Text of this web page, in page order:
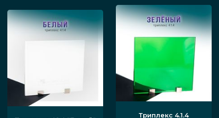
высокая. При разрушении осколки
также не отделяются.
Изделия из слоёв различной окраски.
Перегородка может быть матовой,
тонированной, иметь художественную
или иную обработку.
Триплекс 4.1.4